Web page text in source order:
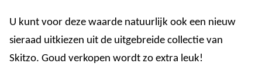
U kunt voor deze waarde natuurlijk ook een nieuw
sieraad uitkiezen uit de uitgebreide collectie van
Skitzo. Goud verkopen wordt zo extra leuk!